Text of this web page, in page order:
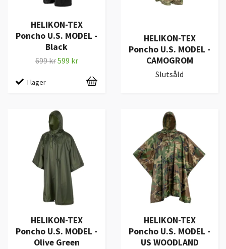
HELIKON-TEX
Poncho U.S. MODEL -
Black
699 kr599 kr
I lager
HELIKON-TEX
Poncho U.S. MODEL -
CAMOGROM
Slutsåld
HELIKON-TEX
Poncho U.S. MODEL -
Olive Green
HELIKON-TEX
Poncho U.S. MODEL -
US WOODLAND